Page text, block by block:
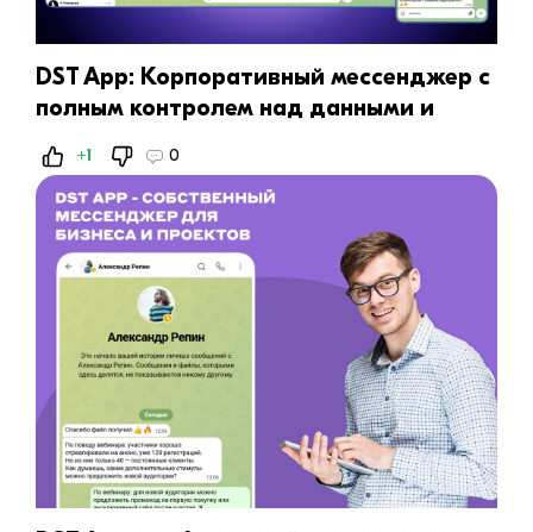
DST App: Корпоративный мессенджер с
полным контролем над данными и
Enterprise-функциями
+1 0